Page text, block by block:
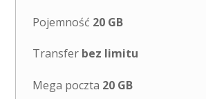
Pojemność 20 GB
Transfer bez limitu
Mega poczta 20 GB